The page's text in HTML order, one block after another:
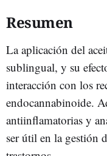
Resumen
La aplicación del
sublingual, y su
interacción con los
endocannabinoide.
antiinflamatorias y
ser útil en la gestión